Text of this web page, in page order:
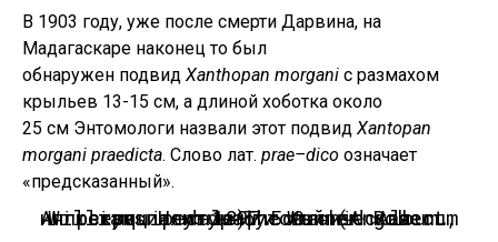
В 1903 году, уже после смерти Дарвина, на
Мадагаскаре наконец то был
обнаружен подвид Xanthopan morgani с размахом
крыльев 13-15 см, а длиной хоботка около
25 см Энтомологи назвали этот подвид Xantopan
morgani praedicta. Слово лат. prae–dico означает
«предсказанный».
Ангрекум полуторафутовый (Angraecum sesquipedale). Ботаническая иллюстрация из книги Warner Robert, Williams Henry. The Orchid Album. 1897.